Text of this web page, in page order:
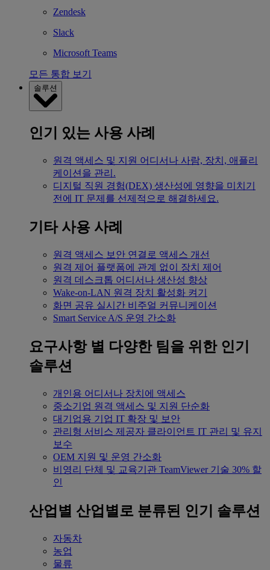
Zendesk
Slack
Microsoft Teams
모든 통합 보기
솔루션
인기 있는 사용 사례
원격 액세스 및 지원 어디서나 사람, 장치, 애플리
케이션을 관리.
디지털 직원 경험(DEX) 생산성에 영향을 미치기
전에 IT 문제를 선제적으로 해결하세요.
기타 사용 사례
원격 액세스 보안 연결로 액세스 개선
원격 제어 플랫폼에 관계 없이 장치 제어
원격 데스크톱 어디서나 생산성 향상
Wake-on-LAN 원격 장치 활성화 켜기
화면 공유 실시간 비주얼 커뮤니케이션
Smart Service A/S 운영 간소화
요구사항 별 다양한 팀을 위한 인기
솔루션
개인용 어디서나 장치에 액세스
중소기업 원격 액세스 및 지원 단순화
대기업용 기업 IT 확장 및 보안
관리형 서비스 제공자 클라이언트 IT 관리 및 유지
보수
OEM 지원 및 운영 간소화
비영리 단체 및 교육기관 TeamViewer 기술 30% 할
인
산업별 산업별로 분류된 인기 솔루션
자동차
농업
물류